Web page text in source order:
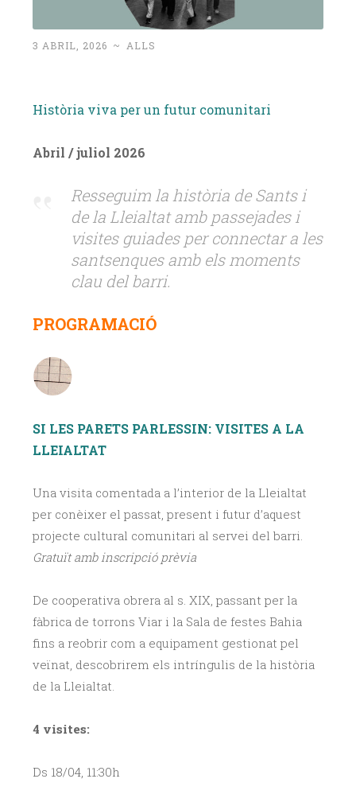
3 ABRIL, 2026 ~ ALLS
Història viva per un futur comunitari
Abril / juliol 2026
Resseguim la història de Sants i
de la Lleialtat amb passejades i
visites guiades per connectar a les
santsenques amb els moments
clau del barri.
PROGRAMACIÓ
SI LES PARETS PARLESSIN: VISITES A LA
LLEIALTAT
Una visita comentada a l’interior de la Lleialtat
per conèixer el passat, present i futur d’aquest
projecte cultural comunitari al servei del barri.
Gratuït amb inscripció prèvia
De cooperativa obrera al s. XIX, passant per la
fàbrica de torrons Viar i la Sala de festes Bahia
fins a reobrir com a equipament gestionat pel
veïnat, descobrirem els intríngulis de la història
de la Lleialtat.
4 visites:
Ds 18/04, 11:30h